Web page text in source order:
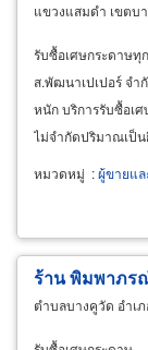
แขวงแสมดำ เขตบ
รับซื้อเศษกระดาษทุ
ส.พัฒนาเปเปอร์ จำ
หนัก บริการรับซื้อเ
ไม่จำกัดปริมาณเป็
แล้วทุกชนิดทุกขนา
กระดาษอัดก้อน รั
หมวดหมู่ :ผู้ขายแล
ร้าน พิมพาภร
ตำบลบางคูวัด อำเ